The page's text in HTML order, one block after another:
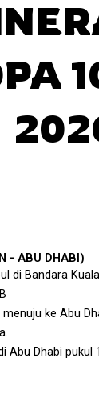
- ABU DHABI)
di Bandara
ke Abu
Abu Dhabi pukul